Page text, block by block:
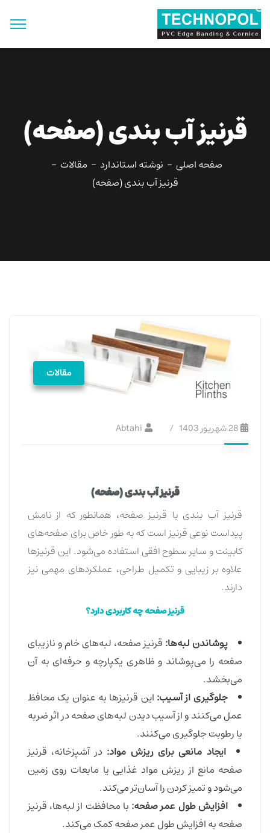
جستجو
برای:
دکمه جستجو
قرنیز آب بندی (صفحه)
صفحه اصلی نوشته استاندارد
مقالات
قرنیز آب بندی (صفحه)
مقالات
28 شهریور 1403 Abtahi
قرنیز آب بندی (صفحه)
قرنیز آب بندی یا قرنیز صفحه، همانطور که از نامش
پیداست نوعی قرنیز است که به طور خاص برای صفحه‌های
کابینت و سایر سطوح افقی استفاده می‌شود. این قرنیزها
علاوه بر زیبایی و تکمیل طراحی، عملکردهای مهمی نیز
دارند.
قرنیز صفحه چه کاربردی دارد؟
پوشاندن لبه‌ها: قرنیز صفحه، لبه‌های خام و نازیبای
صفحه را می‌پوشاند و ظاهری یکپارچه و حرفه‌ای به آن
می‌بخشد.
جلوگیری از آسیب: این قرنیزها به عنوان یک محافظ
عمل می‌کنند و از آسیب دیدن لبه‌های صفحه در اثر ضربه
یا رطوبت جلوگیری می‌کنند.
ایجاد مانعی برای ریزش مواد: در آشپزخانه، قرنیز
صفحه مانع از ریزش مواد غذایی یا مایعات روی زمین
می‌شود و تمیز کردن را آسان‌تر می‌کند.
افزایش طول عمر صفحه: با محافظت از لبه‌ها، قرنیز
صفحه به افزایش طول عمر صفحه کمک می‌کند.